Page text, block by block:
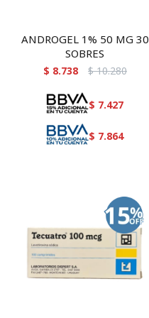
ANDROGEL 1% 50 MG 30
SOBRES
$ 8.738 $ 10.280
$ 7.427
$ 7.864